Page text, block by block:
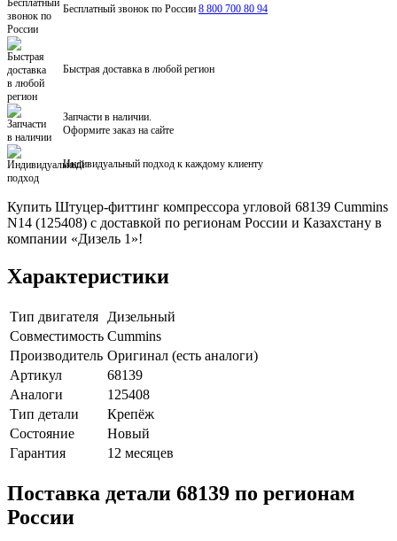
Бесплатный звонок по России 8 800 700 80 94
Быстрая доставка в любой регион
Запчасти в наличии.
Оформите заказ на сайте
Индивидуальный подход к каждому клиенту
Купить Штуцер-фиттинг компрессора угловой 68139 Cummins
N14 (125408) с доставкой по регионам России и Казахстану в
компании «Дизель 1»!
Характеристики
Тип двигателя
Дизельный
Совместимость Cummins
Производитель Оригинал (есть аналоги)
Артикул
68139
Аналоги
125408
Тип детали
Крепёж
Состояние
Новый
Гарантия
12 месяцев
Поставка детали 68139 по регионам
России